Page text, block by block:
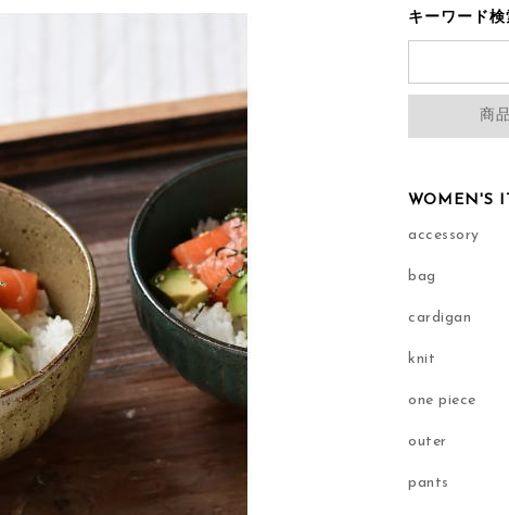
キーワード検
商
WOMEN'S
accessory
bag
cardigan
knit
one piece
outer
pants